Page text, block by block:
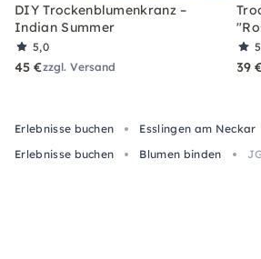
DIY Trockenblumenkranz –
Indian Summer
5,0
45 €zzgl. Versand 39
Erlebnisse buchen Esslingen am Neckar
Erlebnisse buchen
Blumen binden